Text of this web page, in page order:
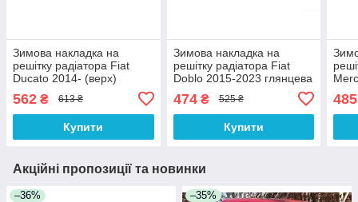
Зимова накладка на
решітку радіатора Fiat
Ducato 2014- (верх)
глянцевий Digital Designs
562 ₴ 613 ₴
Купити
Зимова накладка на
решітку радіатора Fiat
Doblo 2015-2023 глянцева
474₴ 525 ₴
Купити
485
Акційні пропозиції та новинки
–36% –35%